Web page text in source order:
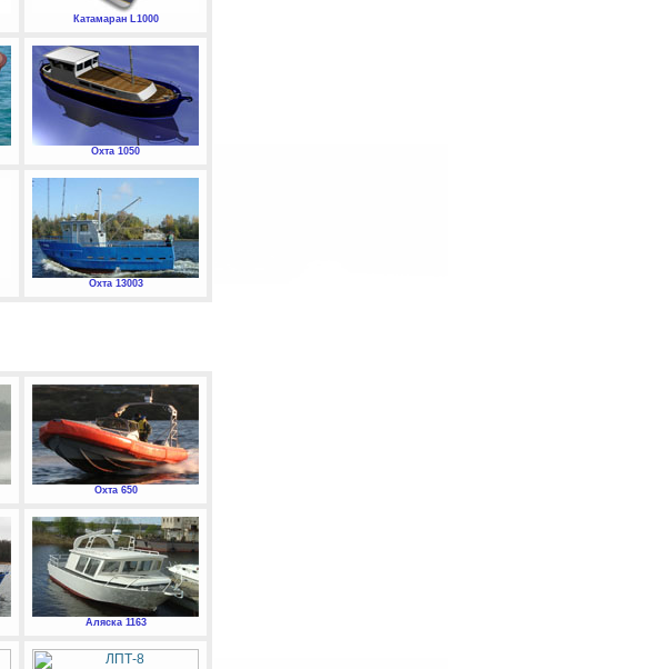
Катамаран L1000
Охта 1050
Охта 13003
Охта 650
Аляска 1163